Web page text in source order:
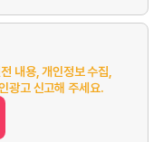
내용, 개인정보 수집,
광고 신고해 주세요.